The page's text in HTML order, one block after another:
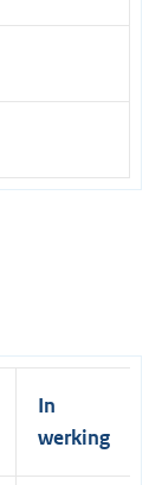
In
werking